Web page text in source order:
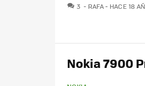
3 COMENTARIOS
RAFA HACE 18
Nokia 7900